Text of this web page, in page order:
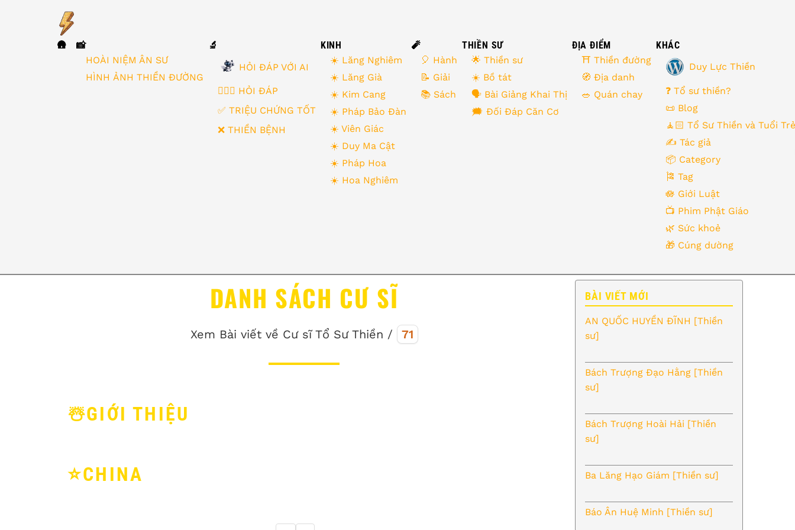
🛖
📸
HOÀI NIỆM ÂN SƯ
HÌNH ẢNH THIỀN ĐƯỜNG
🔬
HỎI ĐÁP VỚI AI
🙋🏻‍♂️ HỎI ĐÁP
✅ TRIỆU CHỨNG TỐT
❌ THIỀN BỆNH
KINH
☀️ Lăng Nghiêm
☀️ Lăng Già
☀️ Kim Cang
☀️ Pháp Bảo Đàn
☀️ Viên Giác
☀️ Duy Ma Cật
☀️ Pháp Hoa
☀️ Hoa Nghiêm
🧨
🎈 Hành
📝 Giải
📚 Sách
THIỀN SƯ
🌟 Thiền sư
☀️ Bồ tát
🗣 Bài Giảng Khai Thị
🗯 Đối Đáp Căn Cơ
ĐỊA ĐIỂM
⛩ Thiền đường
🧭 Địa danh
🥗 Quán chay
KHÁC
Duy Lực Thiền
❓ Tổ sư thiền?
📜 Blog
🧘🏻 Tổ Sư Thiền và Tuổi Trẻ
✍️ Tác giả
📦 Category
🎏 Tag
🪷 Giới Luật
📺 Phim Phật Giáo
🌿️ Sức khoẻ
🎁️ Cúng dường
DANH SÁCH CƯ SĨ
Xem Bài viết về Cư sĩ Tổ Sư Thiền / 71
☃️GIỚI THIỆU
⭐️CHINA
BÀI VIẾT MỚI
AN QUỐC HUYỀN ĐĨNH [Thiền
sư]
Bách Trượng Đạo Hằng [Thiền
sư]
Bách Trượng Hoài Hải [Thiền
sư]
Ba Lăng Hạo Giám [Thiền sư]
Báo Ân Huệ Minh [Thiền sư]